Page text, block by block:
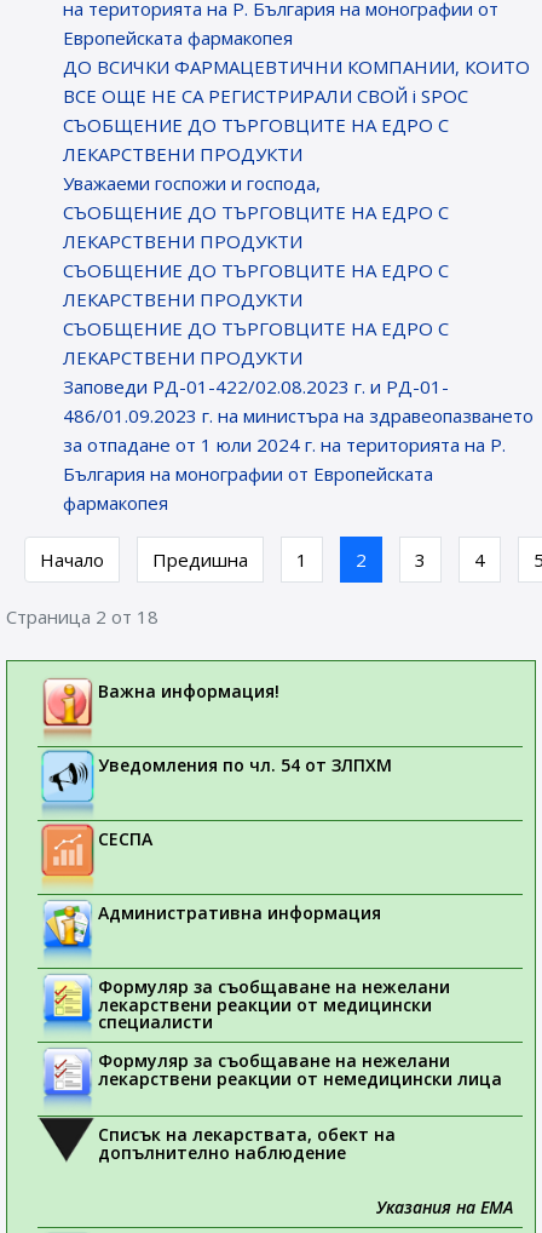
на територията на Р. България на монографии от
Европейската фармакопея
ДО ВСИЧКИ ФАРМАЦЕВТИЧНИ КОМПАНИИ, КОИТО
ВСЕ ОЩЕ НЕ СА РЕГИСТРИРАЛИ СВОЙ i SPOC
СЪОБЩЕНИE ДО ТЪРГОВЦИТЕ НА ЕДРО С
ЛЕКАРСТВЕНИ ПРОДУКТИ
Уважаеми госпожи и господа,
СЪОБЩЕНИE ДО ТЪРГОВЦИТЕ НА ЕДРО С
ЛЕКАРСТВЕНИ ПРОДУКТИ
СЪОБЩЕНИE ДО ТЪРГОВЦИТЕ НА ЕДРО С
ЛЕКАРСТВЕНИ ПРОДУКТИ
СЪОБЩЕНИE ДО ТЪРГОВЦИТЕ НА ЕДРО С
ЛЕКАРСТВЕНИ ПРОДУКТИ
Заповеди РД-01-422/02.08.2023 г. и РД-01-
486/01.09.2023 г. на министъра на здравеопазването
за отпадане от 1 юли 2024 г. на територията на Р.
България на монографии от Европейската
фармакопея
Начало Предишна 1 2 3 4
Страница 2 от 18
Важна информация!
Уведомления по чл. 54 от ЗЛПХМ
СЕСПА
Административна информация
Формуляр за съобщаване на нежелани
лекарствени реакции от медицински
специалисти
Формуляр за съобщаване на нежелани
лекарствени реакции от немедицински лица
Списък на лекарствата, обект на
допълнително наблюдение
Указания на ЕМА